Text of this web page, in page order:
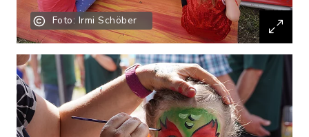
Foto: Irmi Schöber